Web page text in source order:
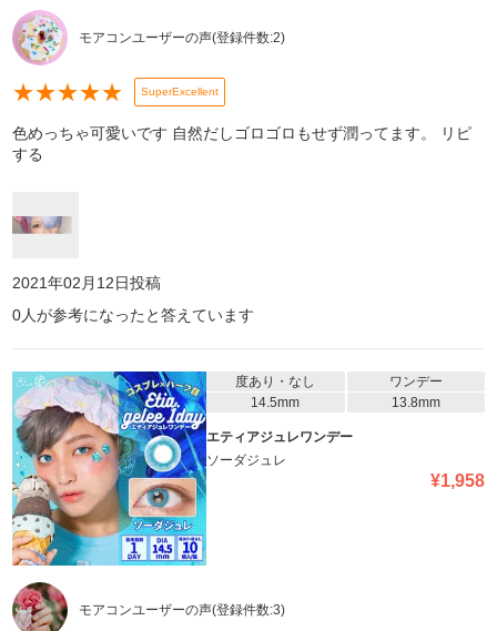
モアコンユーザーの声(登録件数:2)
★★★★★ SuperExcellent
色めっちゃ可愛いです 自然だしゴロゴロもせず潤ってます。 リピ
する
2021年02月12日投稿
0人が参考になったと答えています
度あり・なし
ワンデー
14.5mm
13.8mm
エティアジュレワンデー
ソーダジュレ
¥1,958
モアコンユーザーの声(登録件数:3)